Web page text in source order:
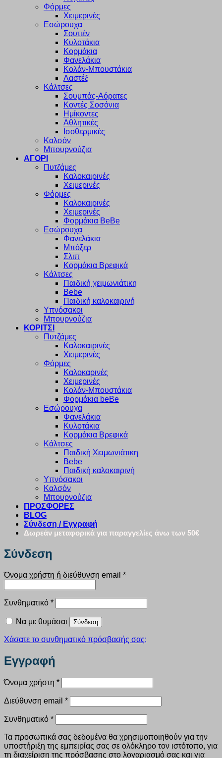
Φόρμες
Χειμερινές
Εσώρουχα
Σουτιέν
Κυλοτάκια
Κορμάκια
Φανελάκια
Κολάν-Μπουστάκια
Λαστέξ
Κάλτσες
Σουμπάς-Αόρατες
Κοντές Σοσόνια
Ημίκοντες
Αθλητικές
Ισοθερμικές
Καλσόν
Μπουρνούζια
ΑΓΟΡΙ
Πυτζάμες
Καλοκαιρινές
Χειμερινές
Φόρμες
Καλοκαιρινές
Χειμερινές
Φορμάκια BeBe
Εσώρουχα
Φανελάκια
Μπόξερ
Σλιπ
Κορμάκια Βρεφικά
Κάλτσες
Παιδική χειμωνιάτικη
Bebe
Παιδική καλοκαιρινή
Υπνόσακοι
Μπουρνούζια
ΚΟΡΙΤΣΙ
Πυτζάμες
Καλοκαιρινές
Χειμερινές
Φόρμες
Καλοκαρινές
Χειμερινές
Κολάν-Μπουστάκια
Φορμάκια beBe
Εσώρουχα
Φανελάκια
Κυλοτάκια
Κορμάκια Βρεφικά
Κάλτσες
Παιδική Χειμωνιάτικη
Bebe
Παιδική καλοκαιρινή
Υπνόσακοι
Καλσόν
Μπουρνούζια
ΠΡΟΣΦΟΡΕΣ
BLOG
Σύνδεση / Εγγραφή
Δωρεάν μεταφορικά για παραγγελίες άνω των 50€
Σύνδεση
Όνομα χρήστη ή διεύθυνση email *Απαιτείται
Συνθηματικό *Απαιτείται
Να με θυμάσαι Σύνδεση
Χάσατε το συνθηματικό πρόσβασής σας;
Εγγραφή
Όνομα χρήστη *Απαιτείται
Διεύθυνση email *Απαιτείται
Συνθηματικό *Απαιτείται
Τα προσωπικά σας δεδομένα θα χρησιμοποιηθούν για την
υποστήριξη της εμπειρίας σας σε ολόκληρο τον ιστότοπο, για
τη διαχείριση της πρόσβασης στο λογαριασμό σας και για